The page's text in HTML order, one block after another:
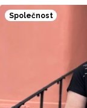
přibylo
meziročně o 9,1
v regionu ubylo,
turistů, což bylo
počet
dnes zveřejnil
Společnost